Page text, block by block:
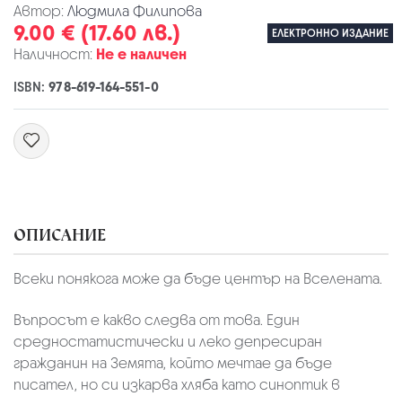
Автор: Людмила Филипова
9.00 € (17.60 лв.) ЕЛЕКТРОННО ИЗДАНИЕ
Наличност: Не е наличен
ISBN:978-619-164-551-0
ОПИСАНИЕ
Всеки понякога може да бъде център на Вселената.
Въпросът е какво следва от това. Един
средностатистически и леко депресиран
гражданин на Земята, който мечтае да бъде
писател, но си изкарва хляба като синоптик в